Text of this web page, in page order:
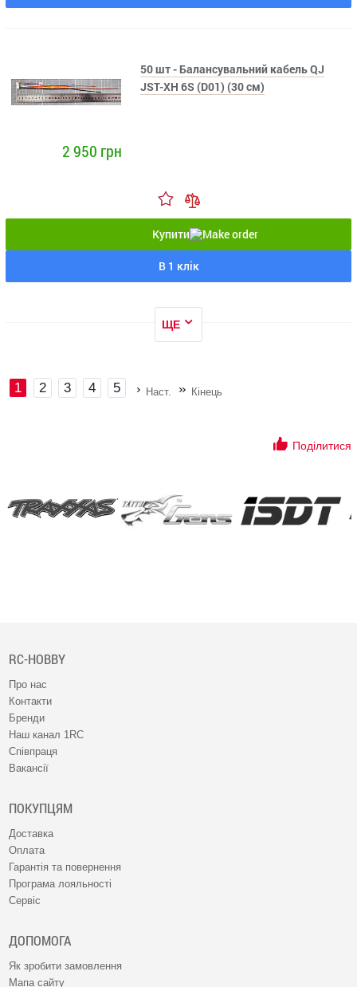
50 шт - Балансувальний кабель QJ
JST-XH 6S (D01) (30 см)
2 950 грн
Купити
В 1 клік
ЩЕ
1 2 3 4 5 Наст. Кінець
Поділитися
RC-HOBBY
Про нас
Контакти
Бренди
Наш канал 1RC
Співпраця
Вакансії
ПОКУПЦЯМ
Доставка
Оплата
Гарантія та повернення
Програма лояльності
Сервіс
ДОПОМОГА
Як зробити замовлення
Мапа сайту